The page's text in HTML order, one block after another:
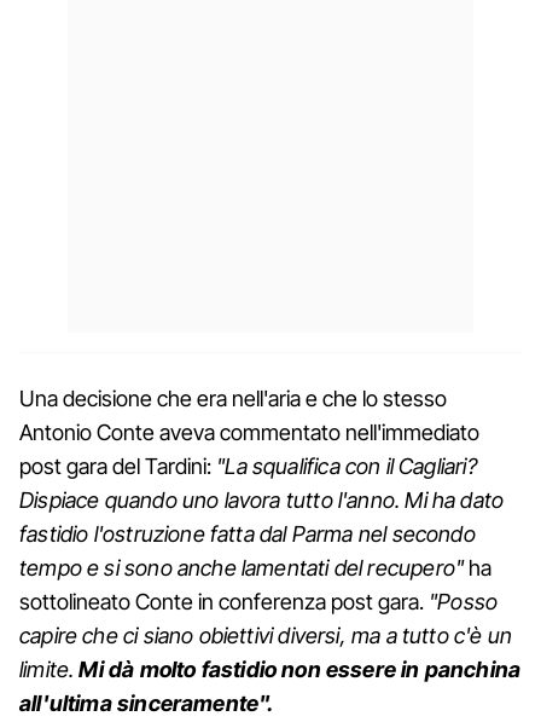
Una decisione che era nell'aria e che lo stesso
Antonio Conte aveva commentato nell'immediato
post gara del Tardini: "La squalifica con il Cagliari?
Dispiace quando uno lavora tutto l'anno. Mi ha dato
fastidio l'ostruzione fatta dal Parma nel secondo
tempo e si sono anche lamentati del recupero"ha
sottolineato Conte in conferenza post gara. "Posso
capire che ci siano obiettivi diversi, ma a tutto c'è un
limite. Mi dà molto fastidio non essere in panchina
all'ultima sinceramente".